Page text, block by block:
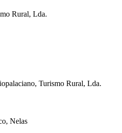
Rural, Lda.
Turismo Rural, Lda.
Nelas